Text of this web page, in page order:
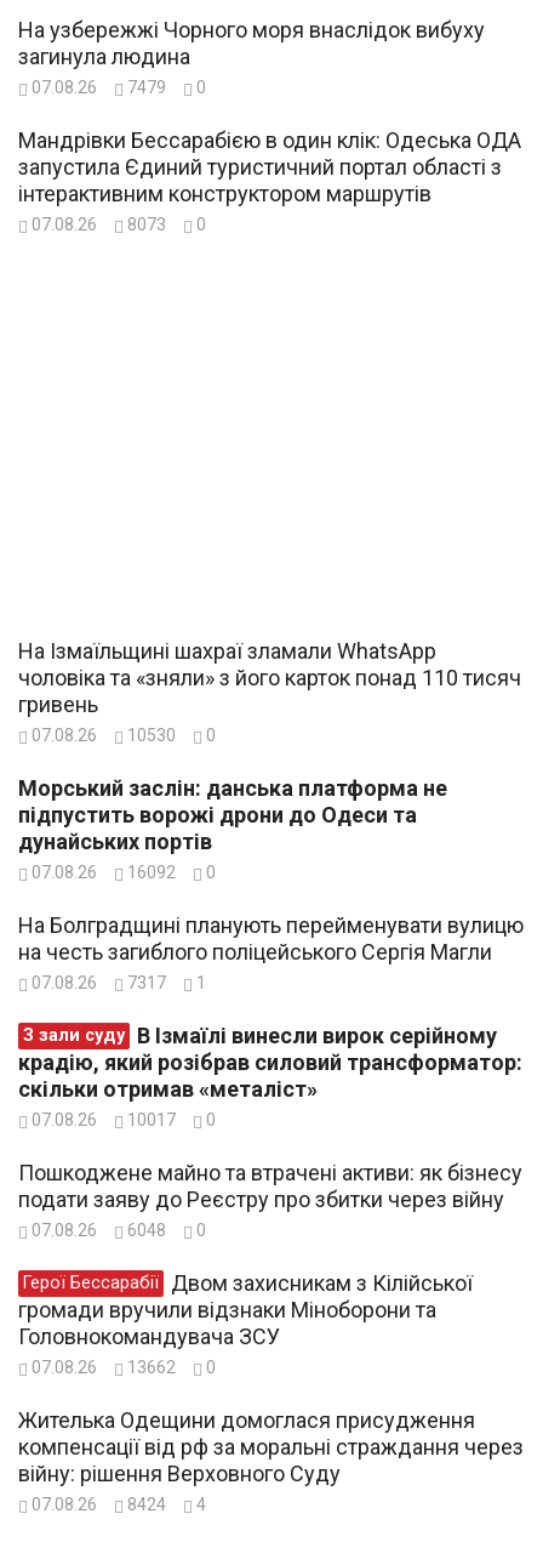
На узбережжі Чорного моря внаслідок вибуху
загинула людина
07.08.26 7479 0
Мандрівки Бессарабією в один клік: Одеська ОДА
запустила Єдиний туристичний портал області з
інтерактивним конструктором маршрутів
07.08.26 8073 0
На Ізмаїльщині шахраї зламали WhatsApp
чоловіка та «зняли» з його карток понад 110 тисяч
гривень
07.08.26 10530 0
Морський заслін: данська платформа не
підпустить ворожі дрони до Одеси та
дунайських портів
07.08.26 16092 0
На Болградщині планують перейменувати вулицю
на честь загиблого поліцейського Сергія Магли
07.08.26 7317 1
З зали суду
крадію, який розібрав силовий трансформатор:
скільки отримав «металіст»
07.08.26 10017 0
Пошкоджене майно та втрачені активи: як бізнесу
подати заяву до Реєстру про збитки через війну
07.08.26 6048 0
Герої Бессарабії
громади вручили відзнаки Міноборони та
Головнокомандувача ЗСУ
07.08.26 13662 0
Жителька Одещини домоглася присудження
компенсації від рф за моральні страждання через
війну: рішення Верховного Суду
07.08.26 8424 4